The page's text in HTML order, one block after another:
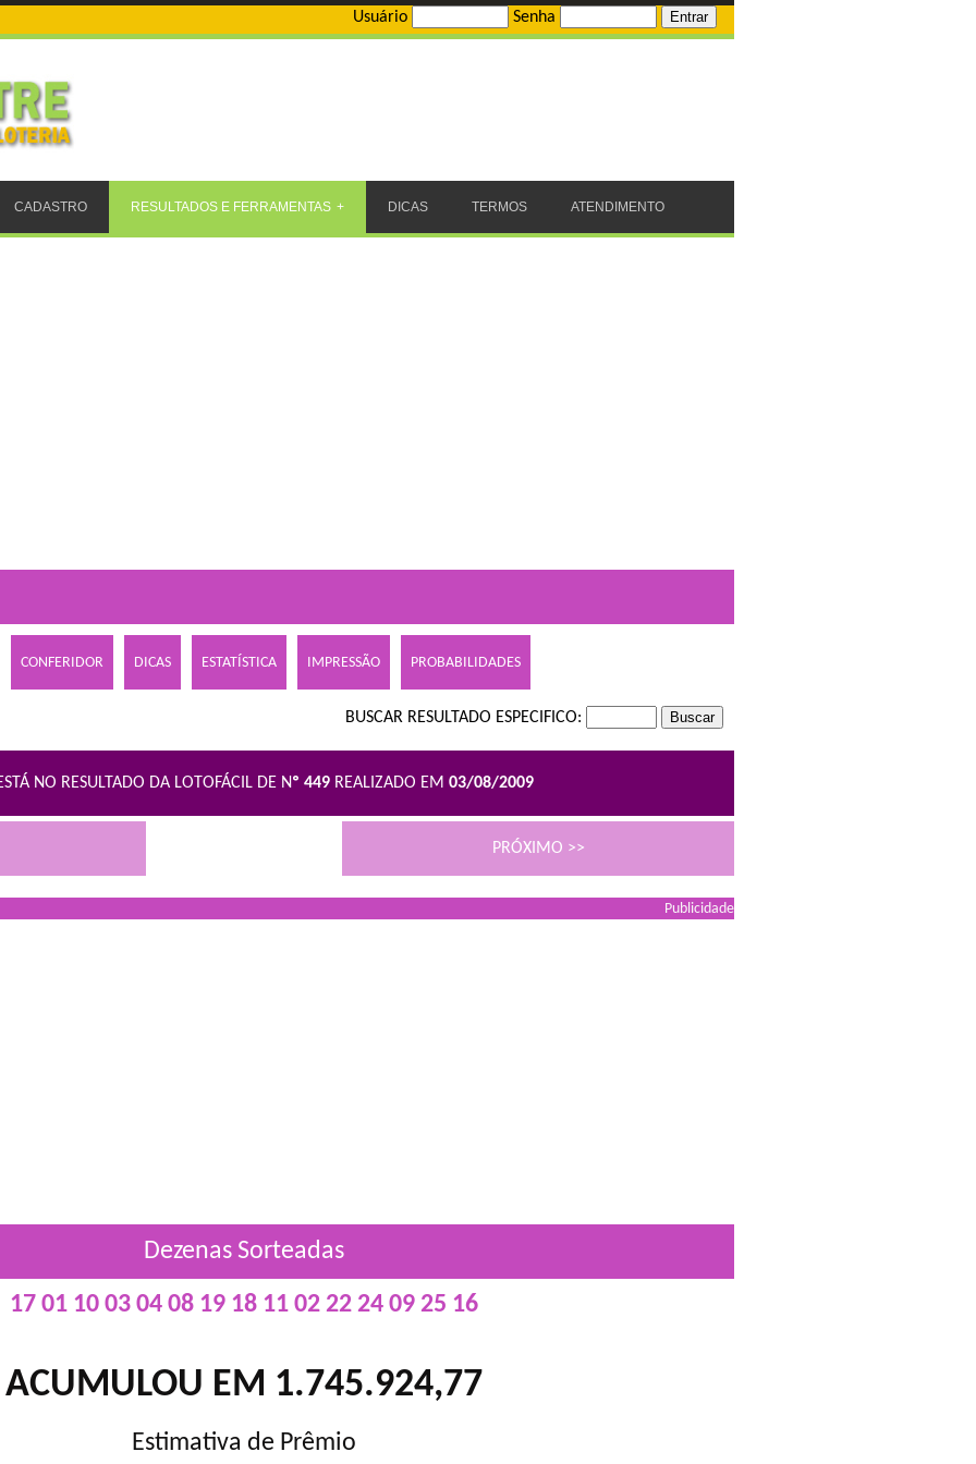
Usuário Senha
CADASTRO RESULTADOS E FERRAMENTAS DICAS TERMOS ATENDIMENTO
CONFERIDOR DICAS ESTATÍSTICA IMPRESSÃO PROBABILIDADES
BUSCAR RESULTADO ESPECIFICO:
NO RESULTADO DA LOTOFÁCIL DE Nº 449 REALIZADO EM 03/08/2009
PRÓXIMO >>
Publicidade
Dezenas Sorteadas
17 01 10 03 04 08 19 18 11 02 22 24 09 25 16
ACUMULOU EM 1.745.924,77
Estimativa de Prêmio